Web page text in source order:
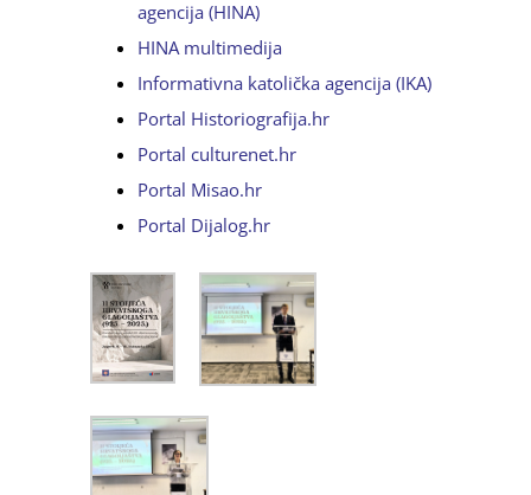
agencija (HINA)
HINA multimedija
Informativna katolička agencija (IKA)
Portal Historiografija.hr
Portal culturenet.hr
Portal Misao.hr
Portal Dijalog.hr